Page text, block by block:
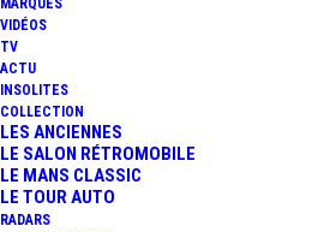
MARQUES
VIDÉOS
TV
ACTU
INSOLITES
COLLECTION
LES ANCIENNES
LE SALON RÉTROMOBILE
LE MANS CLASSIC
LE TOUR AUTO
RADARS